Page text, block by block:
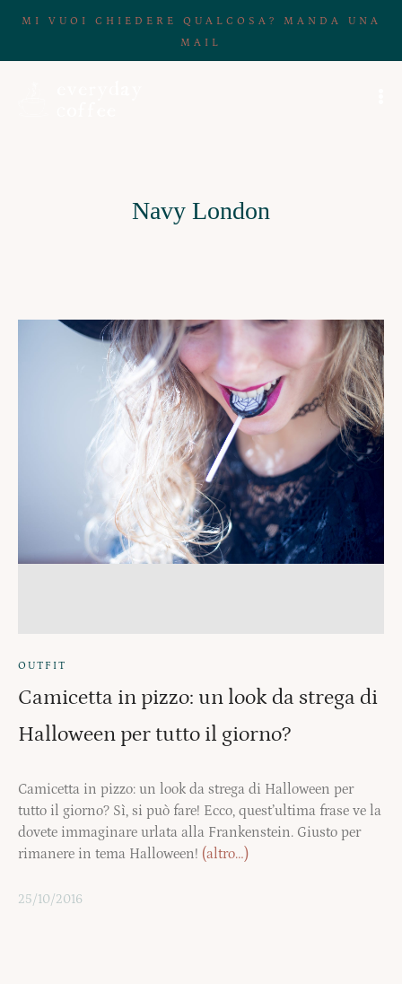
MI VUOI CHIEDERE QUALCOSA? MANDA UNA
MAIL
Navy London
OUTFIT
Camicetta in pizzo: un look da strega di
Halloween per tutto il giorno?
Camicetta in pizzo: un look da strega di Halloween per
tutto il giorno? Sì, si può fare! Ecco, quest’ultima frase ve la
dovete immaginare urlata alla Frankenstein. Giusto per
rimanere in tema Halloween! (altro…)
25/10/2016